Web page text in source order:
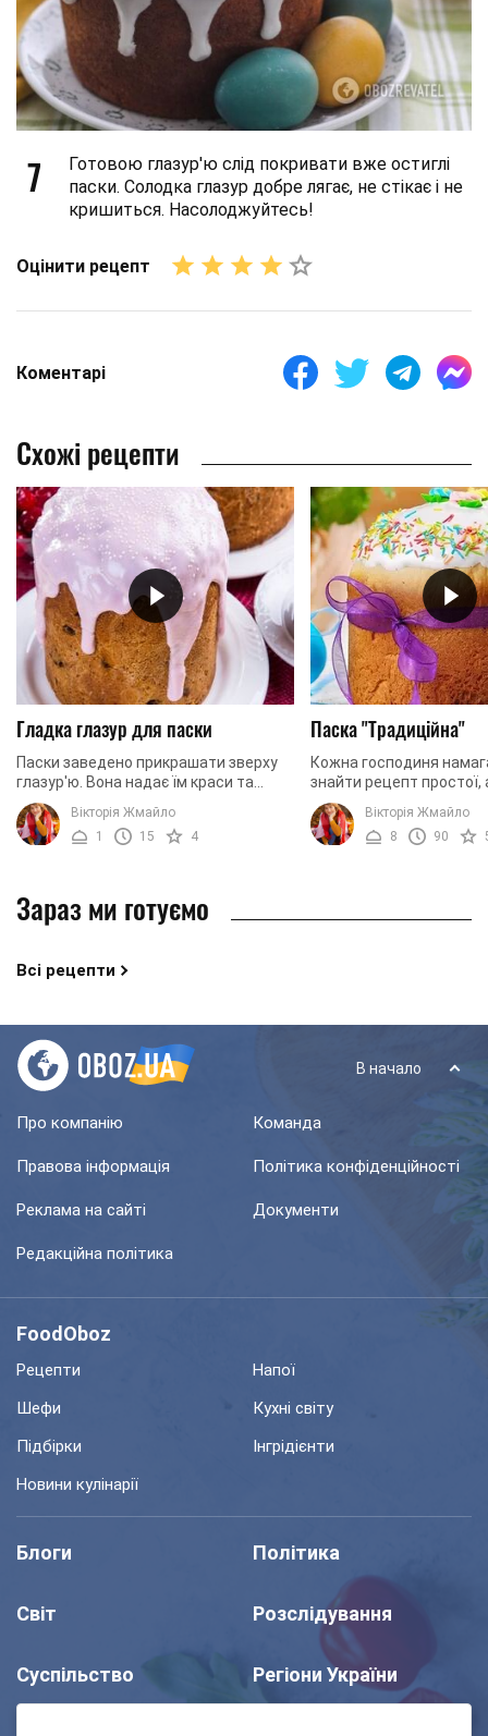
7
Готовою глазур'ю слід покривати вже остиглі
паски. Солодка глазур добре лягає, не стікає і не
кришиться. Насолоджуйтесь!
Оцінити рецепт
Коментарі
Схожі рецепти
Гладка глазур для паски
Паски заведено прикрашати зверху
глазур'ю. Вона надає їм краси та
апетитного вигляду. У цьому рецепті
ми поділимося, як приготувати
гладку глазур, ...
Вікторія Жмайло
1
15 4
Паска "Традиційна"
Кожна господиня
знайти рецепт
смачної паски.
пропонуємо вам
таку паску. Якщо ви
Вікторія Жмайло
8
90
Зараз ми готуємо
Всі рецепти
В начало
Про компанію Команда
Правова інформація Політика конфіденційності
Реклама на сайті Документи
Редакційна політика
FoodOboz
Рецепти
Напої
Шефи
Кухні світу
Підбірки
Інгрідієнти
Новини кулінарії
Блоги Політика
Світ Розслідування
Суспільство Регіони України